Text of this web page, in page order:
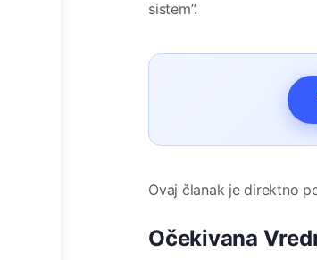
sistem”.
Ovaj članak je direktno
Očekivana